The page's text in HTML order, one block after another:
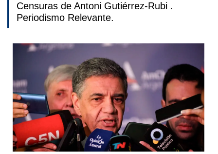
Censuras de Antoni Gutiérrez-Rubi .
Periodismo Relevante.